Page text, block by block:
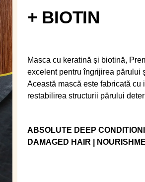
+ BIOTIN
Masca cu keratină și biotină,
excelent pentru îngrijirea părului
Această mască este fabricată
restabilirea structurii părului
ABSOLUTE DEEP
DAMAGED HAIR |